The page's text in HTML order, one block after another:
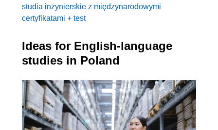
studia inżynierskie z międzynarodowymi
certyfikatami + test
Ideas for English-language
studies in Poland